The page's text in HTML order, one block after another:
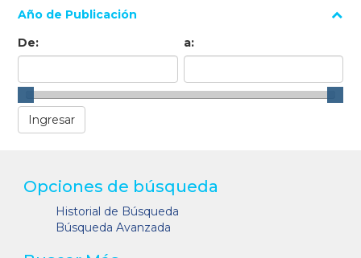
Año de Publicación
De:
a:
Opciones de búsqueda
Historial de Búsqueda
Búsqueda Avanzada